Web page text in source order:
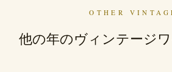
OTHER
他の年のヴィンテージ